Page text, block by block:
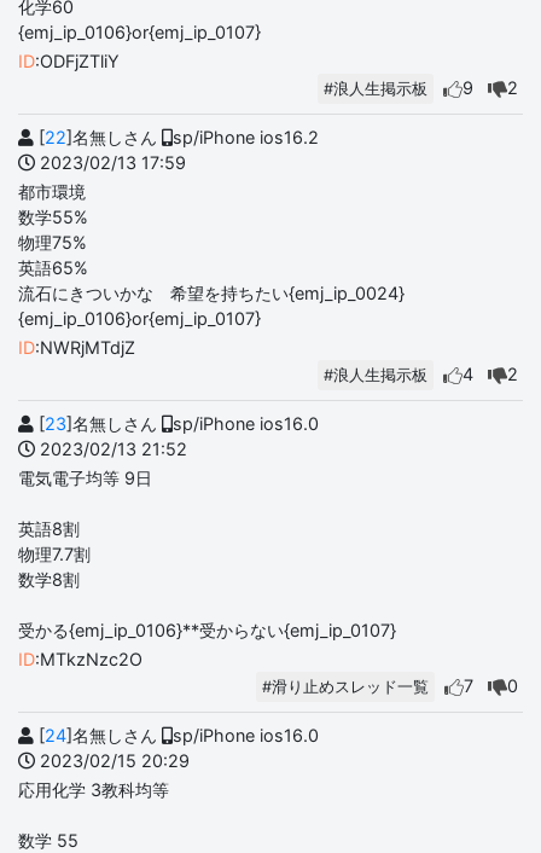
化学60
{emj_ip_0106}or{emj_ip_0107}
ID:ODFjZTliY
#浪人生掲示板 9 2
[22]名無しさん
sp/iPhone ios16.2
2023/02/13 17:59
都市環境
数学55%
物理75%
英語65%
流石にきついかな 希望を持ちたい{emj_ip_0024}
{emj_ip_0106}or{emj_ip_0107}
ID:NWRjMTdjZ
#浪人生掲示板 4 2
[23]名無しさん
sp/iPhone ios16.0
2023/02/13 21:52
電気電子均等 9日
英語8割
物理7.7割
数学8割
受かる{emj_ip_0106}**受からない{emj_ip_0107}
ID:MTkzNzc2O
#滑り止めスレッド一覧 7 0
[24]名無しさん
sp/iPhone ios16.0
2023/02/15 20:29
応用化学 3教科均等
数学 55